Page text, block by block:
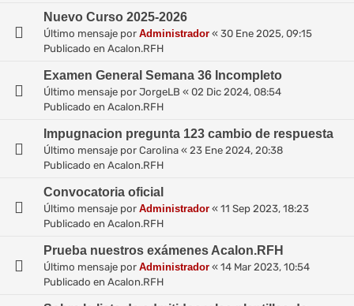
Nuevo Curso 2025-2026
Último mensaje por Administrador « 30 Ene 2025, 09:15
Publicado en Acalon.RFH
Examen General Semana 36 Incompleto
Último mensaje por JorgeLB « 02 Dic 2024, 08:54
Publicado en Acalon.RFH
Impugnacion pregunta 123 cambio de respuesta
Último mensaje por Carolina « 23 Ene 2024, 20:38
Publicado en Acalon.RFH
Convocatoria oficial
Último mensaje por Administrador « 11 Sep 2023, 18:23
Publicado en Acalon.RFH
Prueba nuestros exámenes Acalon.RFH
Último mensaje por Administrador « 14 Mar 2023, 10:54
Publicado en Acalon.RFH